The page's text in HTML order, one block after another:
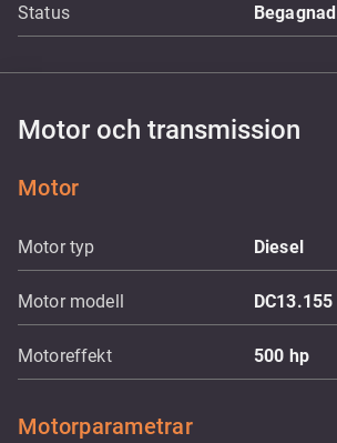
Status Begagnad
Motor och transmission
Motor
Motor typ Diesel
Motor modell DC13.155
Motoreffekt 500 hp
Motorparametrar